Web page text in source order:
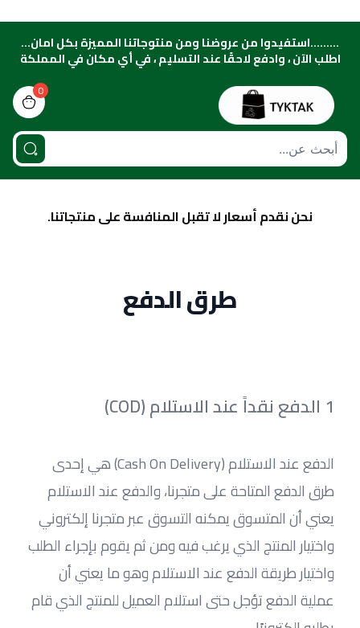
.........استفيدوا من عروضنا ومن منتوجاتنا المميزة بكل امان...
اطلب الآن ، وادفع لاحقًا عند التسليم ، في أي مكان في المملكة
0
bag
نحن نقدم أسعار لا تقبل المنافسة على منتجاتنا.
طرق الدفع
1 الدفع نقداً عند الاستلام (COD)